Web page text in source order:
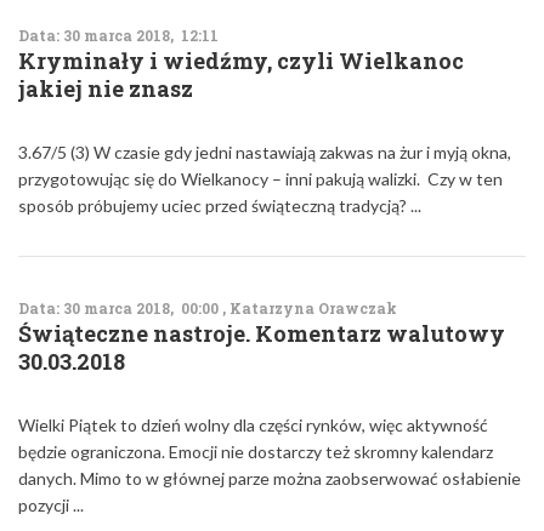
Data: 30 marca 2018, 12:11
Kryminały i wiedźmy, czyli Wielkanoc
jakiej nie znasz
3.67/5 (3) W czasie gdy jedni nastawiają zakwas na żur i myją okna,
przygotowując się do Wielkanocy – inni pakują walizki. Czy w ten
sposób próbujemy uciec przed świąteczną tradycją? ...
Data: 30 marca 2018, 00:00 , Katarzyna Orawczak
Świąteczne nastroje. Komentarz walutowy
30.03.2018
Wielki Piątek to dzień wolny dla części rynków, więc aktywność
będzie ograniczona. Emocji nie dostarczy też skromny kalendarz
danych. Mimo to w głównej parze można zaobserwować osłabienie
pozycji ...